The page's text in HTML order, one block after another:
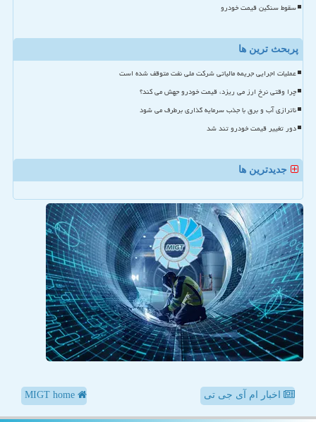
سقوط سنگین قیمت خودرو
پربحث ترین ها
عملیات اجرایی جریمه مالیاتی شرکت ملی نفت متوقف شده است
چرا وقتی نرخ ارز می ریزد، قیمت خودرو جهش می کند؟
ناترازی آب و برق با جذب سرمایه گذاری برطرف می شود
دور تغییر قیمت خودرو تند شد
جدیدترین ها
اخبار ام آی جی تی